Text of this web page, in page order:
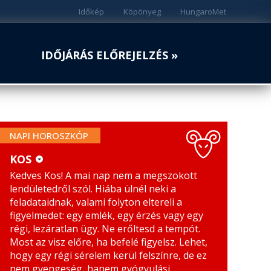
HungaroMet
Köpönyeg
Időkép
IDŐJÁRÁS ELŐREJELZÉS »
NAPI HOROSZKÓP
KOS
BIKA
IKREK
RÁK
MÉRLEG
SKORPIÓ
NYILAS
BAK
KOS
Kedves Kos! A mai nap nem a megszokott
lendületedről szól. Hiába ülnél neki a
feladataidnak, valami folyton eltereli a
figyelmedet: egy emlék, egy érzés vagy egy
régi, lezáratlan ügy. Ne erőltesd a tempót.
Most az visz előre, ha befelé figyelsz. Lehet,
hogy egy régi sérelem kerül felszínre, de ez